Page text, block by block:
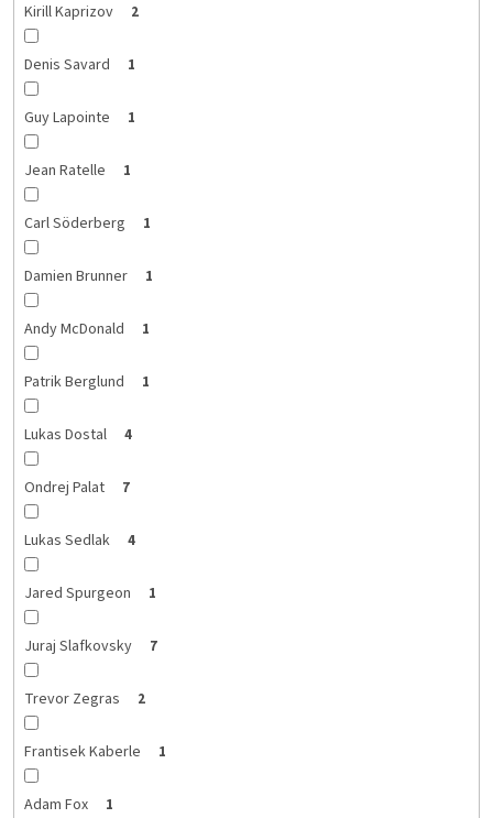
Kirill Kaprizov 2
Denis Savard 1
Guy Lapointe 1
Jean Ratelle 1
Carl Söderberg 1
Damien Brunner 1
Andy McDonald 1
Patrik Berglund 1
Lukas Dostal 4
Ondrej Palat 7
Lukas Sedlak 4
Jared Spurgeon 1
Juraj Slafkovsky 7
Trevor Zegras 2
Frantisek Kaberle 1
Adam Fox 1